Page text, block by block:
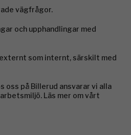
vägfrågor.
och upphandlingar med
som internt, särskilt med
oss på Billerud ansvarar vi alla
Läs mer om vårt